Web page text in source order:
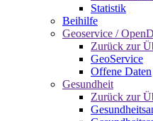
Statistik
Beihilfe
Geoservice /
Zurück zur
GeoService
Offene Daten
Gesundheit
Zurück zur